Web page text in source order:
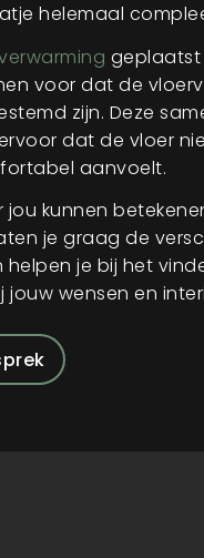
helemaal
voor dat de
zijn. Deze
dat de vloer
aanvoelt.
kunnen
je graag de
helpen je bij het
wensen en